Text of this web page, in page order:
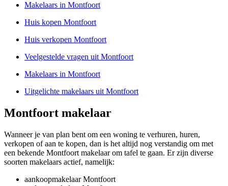
Makelaars in Montfoort
Huis kopen Montfoort
Huis verkopen Montfoort
Veelgestelde vragen uit Montfoort
Makelaars in Montfoort
Uitgelichte makelaars uit Montfoort
Montfoort makelaar
Wanneer je van plan bent om een woning te verhuren, huren,
verkopen of aan te kopen, dan is het altijd nog verstandig om met
een bekende Montfoort makelaar om tafel te gaan. Er zijn diverse
soorten makelaars actief, namelijk:
aankoopmakelaar Montfoort